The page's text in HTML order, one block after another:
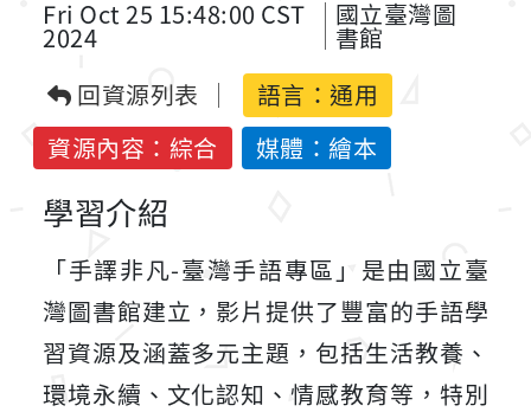
Fri Oct 25 15:48:00 CST
2024
國立臺灣圖
書館
回資源列表
語言： 通用
資源內容：綜合
媒體：繪本
學習介紹
「手譯非凡-臺灣手語專區」是由國立臺
灣圖書館建立，影片提供了豐富的手語學
習資源及涵蓋多元主題，包括生活教養、
環境永續、文化認知、情感教育等，特別